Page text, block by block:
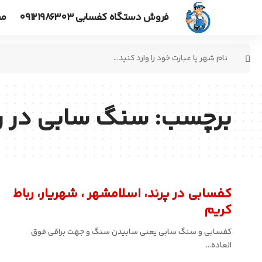
فروش دستگاه کفسابی ۰۹۱۲۱۹۸۶۳۰۳
برای:
برچسب:سنگ سابی در
کفسابی در پرند، اسلامشهر ، شهریار، رباط
کریم
کفسابی و سنگ سابی یعنی سابیدن سنگ و جهت براقی فوق
العاده…